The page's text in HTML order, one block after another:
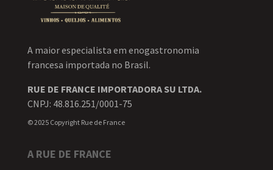
A maior especialista em enogastronomia
francesa importada no Brasil.
RUE DE FRANCE IMPORTADORA SU LTDA.
CNPJ: 48.816.251/0001-75
© 2025 Copyright Rue de France
A RUE DE FRANCE